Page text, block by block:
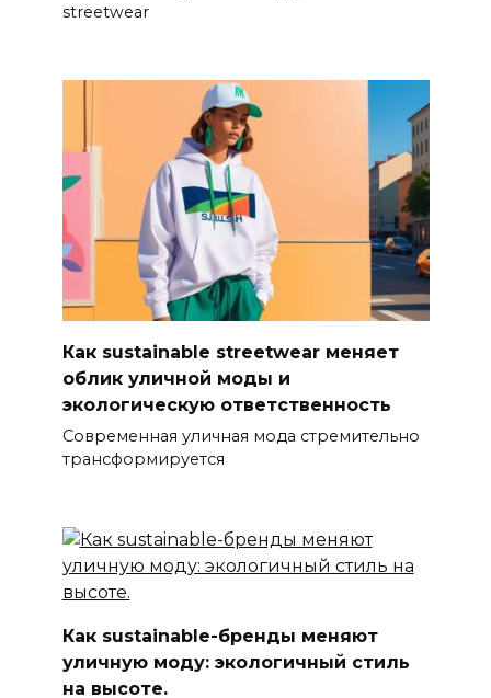
streetwear
Как sustainable streetwear меняет
облик уличной моды и
экологическую ответственность
Современная уличная мода стремительно
трансформируется
Как sustainable-бренды меняют
уличную моду: экологичный стиль
на высоте.